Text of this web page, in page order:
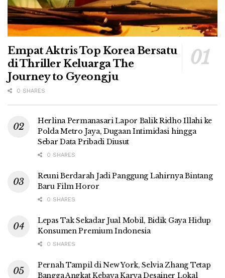
Empat Aktris Top Korea Bersatu
di Thriller Keluarga The
Journey to Gyeongju
0 SHARES
Herlina Permanasari Lapor Balik Ridho Illahi ke
Polda Metro Jaya, Dugaan Intimidasi hingga
Sebar Data Pribadi Diusut
0 SHARES
Reuni Berdarah Jadi Panggung Lahirnya Bintang
Baru Film Horor
0 SHARES
Lepas Tak Sekadar Jual Mobil, Bidik Gaya Hidup
Konsumen Premium Indonesia
0 SHARES
Pernah Tampil di New York, Selvia Zhang Tetap
Bangga Angkat Kebaya Karya Desainer Lokal